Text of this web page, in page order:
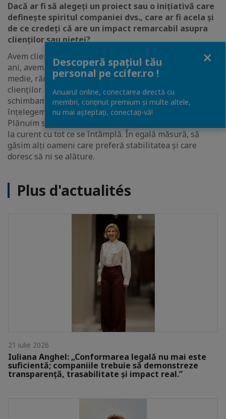
Dacă ar fi să alegeți un proiect sau o inițiativă care
definește spiritul companiei dvs., care ar fi acela și
de ce credeți că are un impact remarcabil asupra
clienților sau pieței?
Avem clienți cu care ne-am început relația acum 24 de
ani, avem programatori care sunt de 26 de ani la noi (în
medie, rămân cu noi mai mult de 10 ani). Conducerea
clienților noștri se schimbă, de obicei, mai des decât ne
schimbam noi, așa că, de multe ori ajungem să le
înțelegem nevoile înainte să fie nevoie să le exprime.
Plănuim să ne păstrăm echipa, așa cum e acum, mereu
la curent cu tot ce se întâmplă. În egală măsură, să
găsim alți oameni care preferă stabilitatea și care
doresc să ni se alăture.
Plus d'actualités
21 iulie 2026
Iuliana Anghel: „Conformarea legală nu mai este
suficientă; companiile trebuie să demonstreze
transparență, trasabilitate și impact real.”
Descoperă spațiul tău
personal pe ccifer.ro !
Anuarul online, conectarea directă cu
membri, conținut premium și multe altele,
nu mai așteptați, conectaţi-vă!